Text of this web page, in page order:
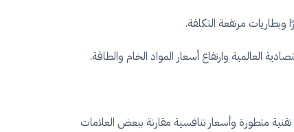
وبطاريات مرتفعة التكلفة.
العالمية وارتفاع أسعار المواد الخام والطاقة.
متطورة وأسعار تنافسية مقارنة ببعض العلامات